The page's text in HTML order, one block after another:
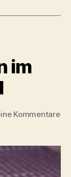
im
Kommentarezu